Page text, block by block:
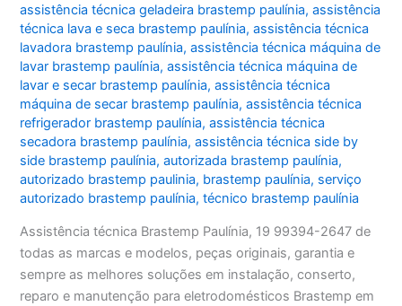
assistência técnica geladeira brastemp paulínia,assistência
técnica lava e seca brastemp paulínia,assistência técnica
lavadora brastemp paulínia,assistência técnica máquina de
lavar brastemp paulínia,assistência técnica máquina de
lavar e secar brastemp paulínia,assistência técnica
máquina de secar brastemp paulínia,assistência técnica
refrigerador brastemp paulínia,assistência técnica
secadora brastemp paulínia,assistência técnica side by
side brastemp paulínia,autorizada brastemp paulínia,
autorizado brastemp paulinia, brastemp paulínia, serviço
autorizado brastemp paulínia,técnico brastemp paulínia
Assistência técnica Brastemp Paulínia, 19 99394-2647 de
todas as marcas e modelos, peças originais, garantia e
sempre as melhores soluções em instalação, conserto,
reparo e manutenção para eletrodomésticos Brastemp em